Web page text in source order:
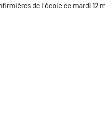
de l’école ce mardi 12